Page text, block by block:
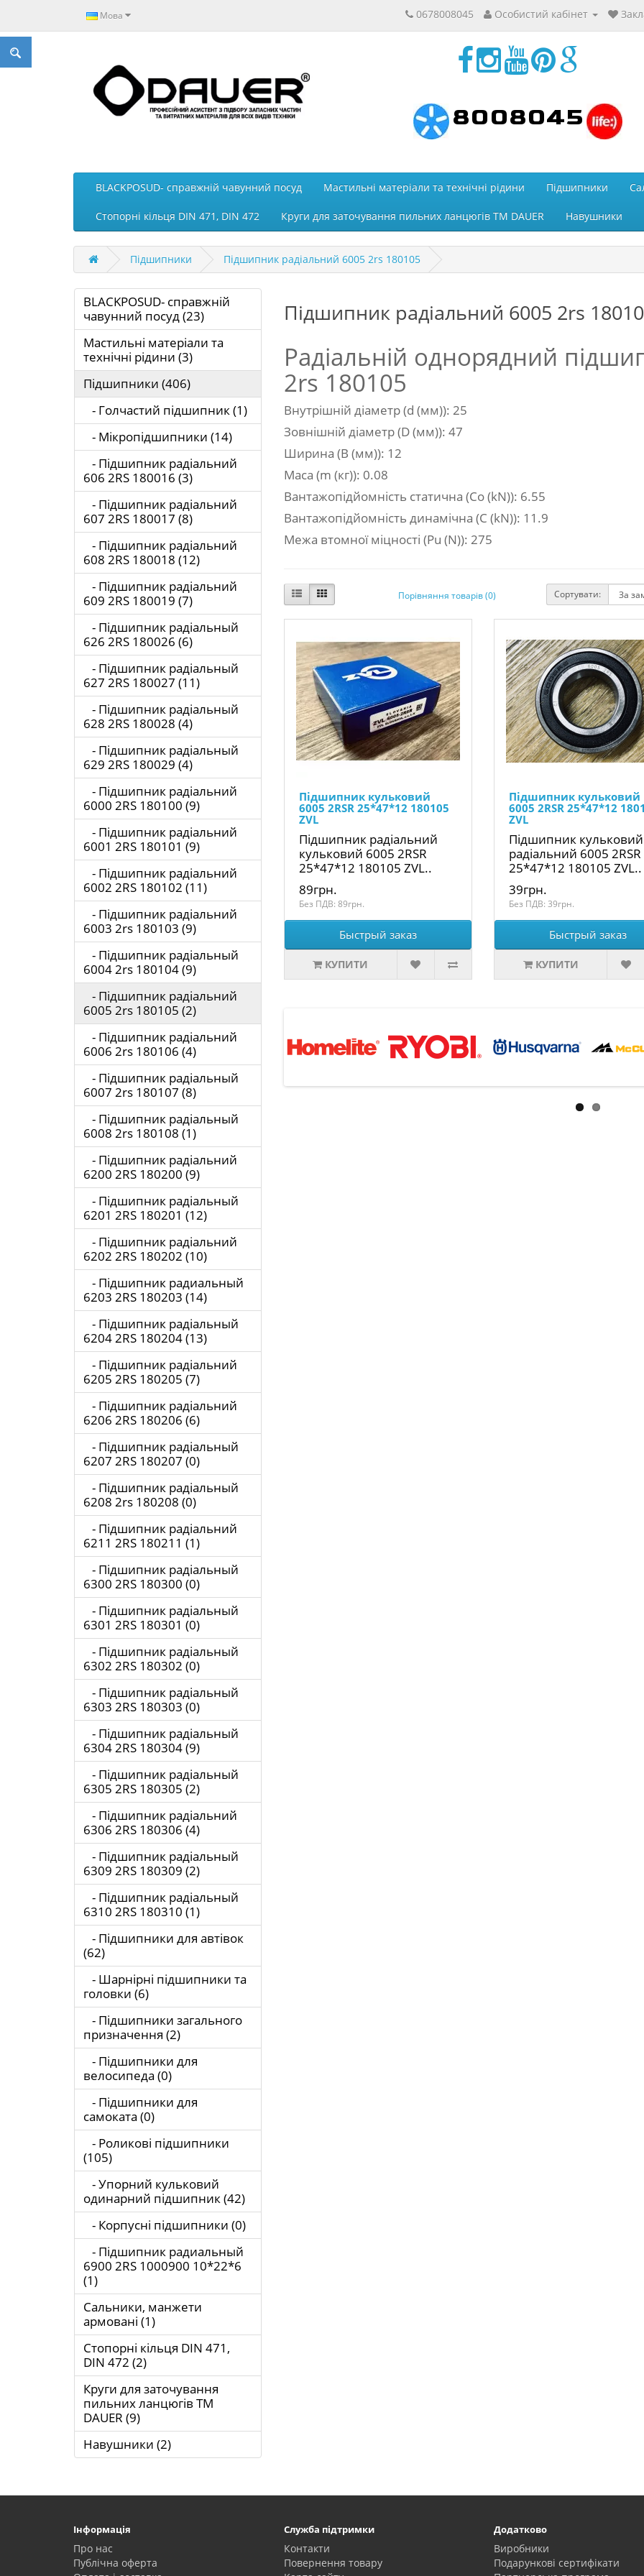
Мова 0678008045 Особистий кабінет
8008045
BLACKPOSUD- справжній чавунний посуд Мастильні матеріали та технічні рідини Підшипники
Стопорні кільця DIN 471, DIN 472 Круги для заточування пильних ланцюгів ТМ DAUER Навушники
Підшипники Підшипник радіальний 6005 2rs 180105
BLACKPOSUD- справжній
чавунний посуд (23)
Мастильні матеріали та
технічні рідини (3)
Підшипники (406)
- Голчастий підшипник (1)
- Мікропідшипники (14)
- Підшипник радіальний
606 2RS 180016 (3)
- Підшипник радіальний
607 2RS 180017 (8)
- Підшипник радіальний
608 2RS 180018 (12)
- Підшипник радіальний
609 2RS 180019 (7)
- Підшипник радіальный
626 2RS 180026 (6)
- Підшипник радіальный
627 2RS 180027 (11)
- Підшипник радіальный
628 2RS 180028 (4)
- Підшипник радіальный
629 2RS 180029 (4)
- Підшипник радіальний
6000 2RS 180100 (9)
- Підшипник радіальний
6001 2RS 180101 (9)
- Підшипник радіальний
6002 2RS 180102 (11)
- Підшипник радіальний
6003 2rs 180103 (9)
- Підшипник радіальный
6004 2rs 180104 (9)
- Підшипник радіальний
6005 2rs 180105 (2)
- Підшипник радіальний
6006 2rs 180106 (4)
- Підшипник радіальный
6007 2rs 180107 (8)
- Підшипник радіальный
6008 2rs 180108 (1)
- Підшипник радіальний
6200 2RS 180200 (9)
- Підшипник радіальный
6201 2RS 180201 (12)
- Підшипник радіальний
6202 2RS 180202 (10)
- Підшипник радиальный
6203 2RS 180203 (14)
- Підшипник радіальный
6204 2RS 180204 (13)
- Підшипник радіальний
6205 2RS 180205 (7)
- Підшипник радіальний
6206 2RS 180206 (6)
- Підшипник радіальный
6207 2RS 180207 (0)
- Підшипник радіальный
6208 2rs 180208 (0)
- Підшипник радіальний
6211 2RS 180211 (1)
- Підшипник радіальный
6300 2RS 180300 (0)
- Підшипник радіальный
6301 2RS 180301 (0)
- Підшипник радіальный
6302 2RS 180302 (0)
- Підшипник радіальный
6303 2RS 180303 (0)
- Підшипник радіальный
6304 2RS 180304 (9)
- Підшипник радіальный
6305 2RS 180305 (2)
- Підшипник радіальний
6306 2RS 180306 (4)
- Підшипник радіальный
6309 2RS 180309 (2)
- Підшипник радіальный
6310 2RS 180310 (1)
- Підшипники для автівок
(62)
- Шарнірні підшипники та
головки (6)
- Підшипники загального
призначення (2)
- Підшипники для
велосипеда (0)
- Підшипники для
самоката (0)
- Роликові підшипники
(105)
- Упорний кульковий
одинарний підшипник (42)
- Корпусні підшипники (0)
- Підшипник радиальный
6900 2RS 1000900 10*22*6
(1)
Сальники, манжети
армовані (1)
Стопорні кільця DIN 471,
DIN 472 (2)
Круги для заточування
пильних ланцюгів ТМ
DAUER (9)
Навушники (2)
Підшипник радіальний 6005 2rs
Радіальній однорядний
2rs 180105
Внутрішній діаметр (d (мм)): 25
Зовнішній діаметр (D (мм)): 47
Ширина (В (мм)): 12
Маса (m (кг)): 0.08
Вантажопідйомність статична (Co (kN)): 6.55
Вантажопідйомність динамічна (C (kN)): 11.9
Межа втомної міцності (Pu (N)): 275
Порівняння товарів (0) Сортувати:
Підшипник кульковий
6005 2RSR 25*47*12 180105
ZVL
Підшипник радіальний
кульковий 6005 2RSR
25*47*12 180105 ZVL..
89грн.
Без ПДВ: 89грн.
Быстрый заказ
КУПИТИ
Підшипник кульковий
6005 2RSR 25*47*12
ZVL
Підшипник кульковий
радіальний 6005 2RSR
25*47*12 180105 ZVL..
39грн.
Без ПДВ: 39грн.
Быстрый заказ
КУПИТИ
Інформація
Про нас
Публічна оферта
Служба підтримки
Контакти
Повернення товару
Додатково
Виробники
Подарункові сертифікати